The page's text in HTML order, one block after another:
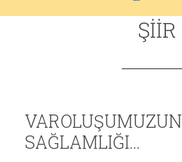
ŞIIR
VAROLUŞUMUZUN
SAĞLAMLIĞI…